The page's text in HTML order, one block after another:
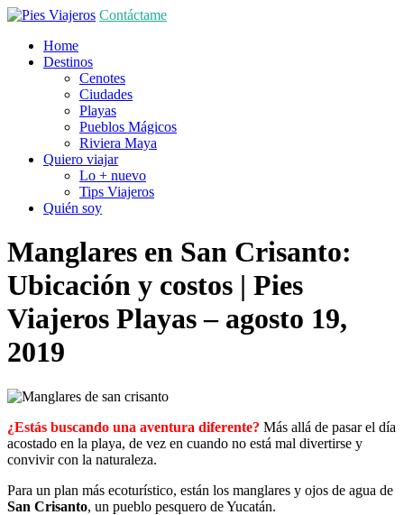
Contáctame
Home
Destinos
Cenotes
Ciudades
Playas
Pueblos Mágicos
Riviera Maya
Quiero viajar
Lo + nuevo
Tips Viajeros
Quién soy
Manglares en San Crisanto:
Ubicación y costos | Pies
Viajeros Playas– agosto 19,
2019
¿Estás buscando una aventura diferente? Más allá de pasar el día
acostado en la playa, de vez en cuando no está mal divertirse y
convivir con la naturaleza.
Para un plan más ecoturístico, están los manglares y ojos de agua de
San Crisanto, un pueblo pesquero de Yucatán.